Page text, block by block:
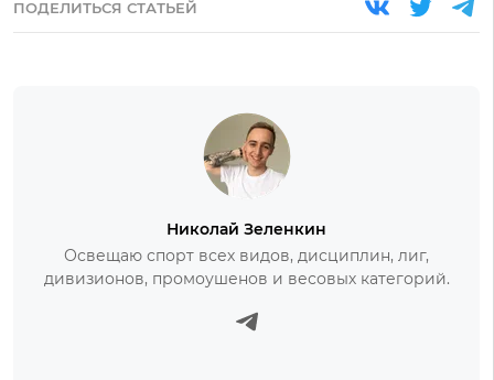
ПОДЕЛИТЬСЯ СТАТЬЕЙ
Николай Зеленкин
Освещаю спорт всех видов, дисциплин, лиг,
дивизионов, промоушенов и весовых категорий.